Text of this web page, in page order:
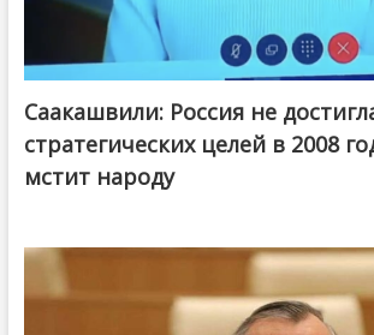
Саакашвили: Россия не
стратегических целей в 2008
мстит народу